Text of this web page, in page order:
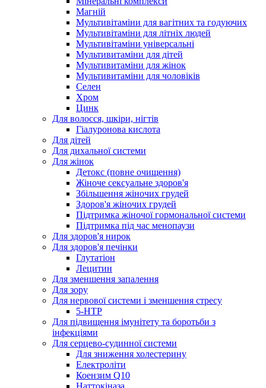
Магній
Мультивітаміни для вагітних та годуючих
Мультивітаміни для літніх людей
Мультивітаміни універсальні
Мультивитаміни для дітей
Мультивитаміни для жінок
Мультивитаміни для чоловіків
Селен
Хром
Цинк
Для волосся, шкіри, нігтів
Гіалуронова кислота
Для дітей
Для дихальної системи
Для жінок
Детокс (повне очищення)
Жіноче сексуальне здоров'я
Збільшення жіночих грудей
Здоров'я жіночих грудей
Підтримка жіночої гормональної системи
Підтримка під час менопаузи
Для здоров'я нирок
Для здоров'я печінки
Глутатіон
Лецитин
Для зменшення запалення
Для зору
Для нервової системи і зменшення стресу
5-HTP
Для підвищення імунітету та боротьби з
інфекціями
Для серцево-судинної системи
Для зниження холестерину
Електроліти
Коензим Q10
Наттокіназа